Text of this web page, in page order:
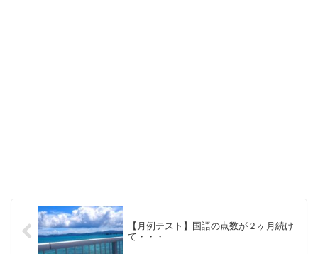
【月例テスト】国語の点数が２ヶ月続け
て・・・